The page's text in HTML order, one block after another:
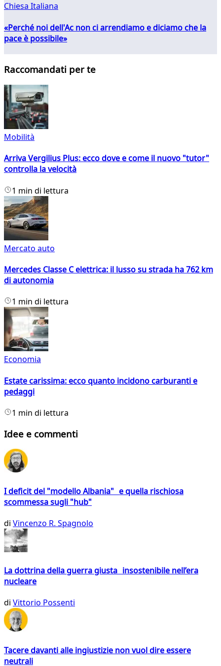
Chiesa Italiana
«Perché noi dell'Ac non ci arrendiamo e diciamo che la
pace è possibile»
Raccomandati per te
Mobilità
Arriva Vergilius Plus: ecco dove e come il nuovo "tutor"
controlla la velocità
1 min di lettura
Mercato auto
Mercedes Classe C elettrica: il lusso su strada ha 762 km
di autonomia
1 min di lettura
Economia
Estate carissima: ecco quanto incidono carburanti e
pedaggi
1 min di lettura
Idee e commenti
I deficit del "modello Albania" e quella rischiosa
scommessa sugli "hub"
di Vincenzo R. Spagnolo
La dottrina della guerra giusta insostenibile nell’era
nucleare
di Vittorio Possenti
Tacere davanti alle ingiustizie non vuol dire essere
neutrali